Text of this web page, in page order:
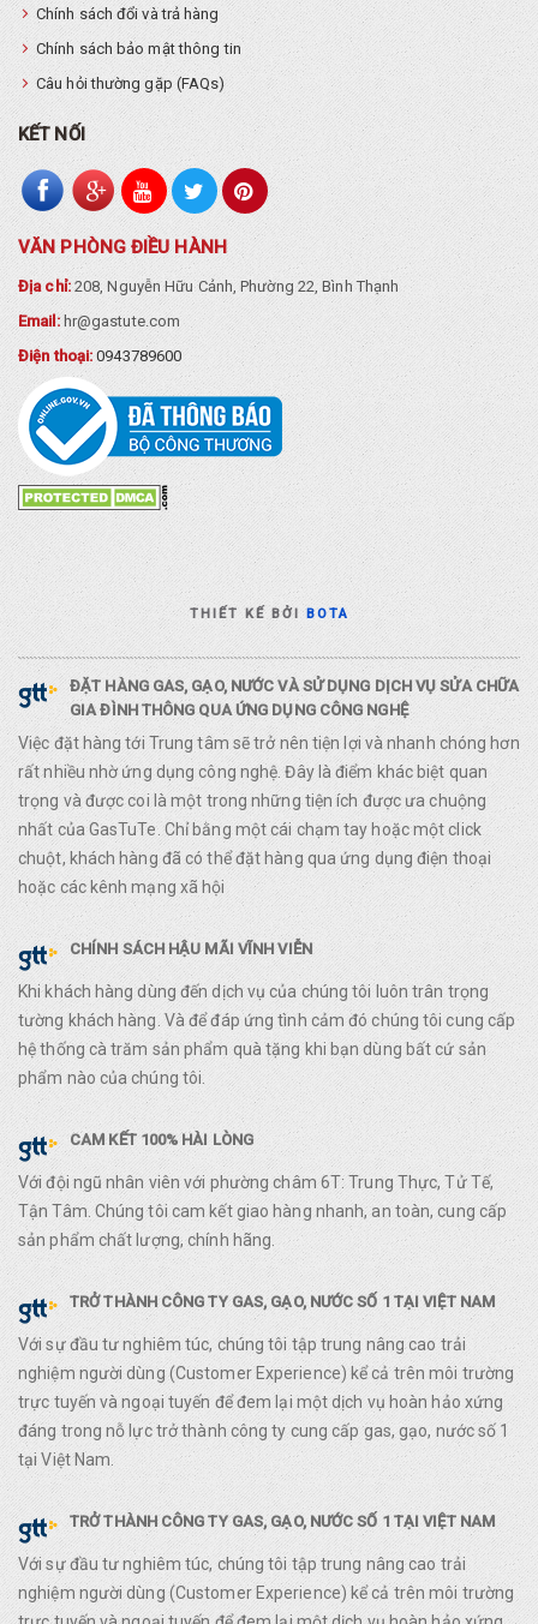
Chính sách đổi và trả hàng
Chính sách bảo mật thông tin
Câu hỏi thường gặp (FAQs)
KẾT NỐI
VĂN PHÒNG ĐIỀU HÀNH
Địa chỉ:208, Nguyễn Hữu Cảnh, Phường 22, Bình Thạnh
Email:hr@gastute.com
Điện thoại:0943789600
THIẾT KẾ BỞIBOTA
ĐẶT HÀNG GAS, GẠO, NƯỚC VÀ SỬ DỤNG DỊCH VỤ SỬA CHỮA
GIA ĐÌNH THÔNG QUA ỨNG DỤNG CÔNG NGHỆ
Việc đặt hàng tới Trung tâm sẽ trở nên tiện lợi và nhanh chóng hơn
rất nhiều nhờ ứng dụng công nghệ. Đây là điểm khác biệt quan
trọng và được coi là một trong những tiện ích được ưa chuộng
nhất của GasTuTe. Chỉ bằng một cái chạm tay hoặc một click
chuột, khách hàng đã có thể đặt hàng qua ứng dụng điện thoại
hoặc các kênh mạng xã hội
CHÍNH SÁCH HẬU MÃI VĨNH VIỄN
Khi khách hàng dùng đến dịch vụ của chúng tôi luôn trân trọng
tường khách hàng. Và để đáp ứng tình cảm đó chúng tôi cung cấp
hệ thống cà trăm sản phẩm quà tặng khi bạn dùng bất cứ sản
phẩm nào của chúng tôi.
CAM KẾT 100% HÀI LÒNG
Với đội ngũ nhân viên với phường châm 6T: Trung Thực, Tử Tế,
Tận Tâm. Chúng tôi cam kết giao hàng nhanh, an toàn, cung cấp
sản phẩm chất lượng, chính hãng.
TRỞ THÀNH CÔNG TY GAS, GẠO, NƯỚC SỐ 1 TẠI VIỆT NAM
Với sự đầu tư nghiêm túc, chúng tôi tập trung nâng cao trải
nghiệm người dùng (Customer Experience) kể cả trên môi trường
trực tuyến và ngoại tuyến để đem lại một dịch vụ hoàn hảo xứng
đáng trong nỗ lực trở thành công ty cung cấp gas, gạo, nước số 1
tại Việt Nam.
TRỞ THÀNH CÔNG TY GAS, GẠO, NƯỚC SỐ 1 TẠI VIỆT NAM
Với sự đầu tư nghiêm túc, chúng tôi tập trung nâng cao trải
nghiệm người dùng (Customer Experience) kể cả trên môi trường